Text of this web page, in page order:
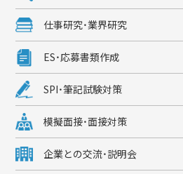
仕事研究・業界研究
ES・応募書類作成
SPI・筆記試験対策
模擬面接・面接対策
企業との交流・説明会